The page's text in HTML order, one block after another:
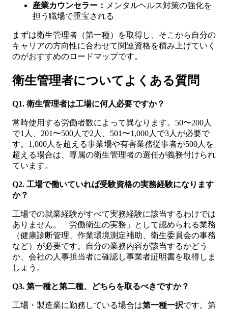
産業カウンセラー： メンタルヘルス対策の強化を
担う職場で重宝される
まずは衛生管理者（第一種）を取得し、そこから自分の
キャリアの方向性に合わせて関連資格を積み上げていく
のがおすすめのロードマップです。
衛生管理者についてよくある質問
Q1. 衛生管理者は工場に何人必要ですか？
常時使用する労働者数によって異なります。50〜200人
で1人、201〜500人で2人、501〜1,000人で3人が必要で
す。1,000人を超える事業場や有害業務従事者が500人を
超える場合は、専属の衛生管理者の選任が義務付けられ
ています。
Q2. 工場で働いていれば受験資格の実務経験になります
か？
工場での就業経験がすべて実務経験に該当するわけでは
ありません。「労働衛生の実務」として認められる業務
（健康診断管理、作業環境測定補助、衛生委員会の事務
など）が必要です。自分の業務内容が該当するかどう
か、会社の人事担当者に確認し事業者証明書を取得しま
しょう。
Q3. 第一種と第二種、どちらを取るべきですか？
工場・製造業に勤務している場合は第一種一択です。第